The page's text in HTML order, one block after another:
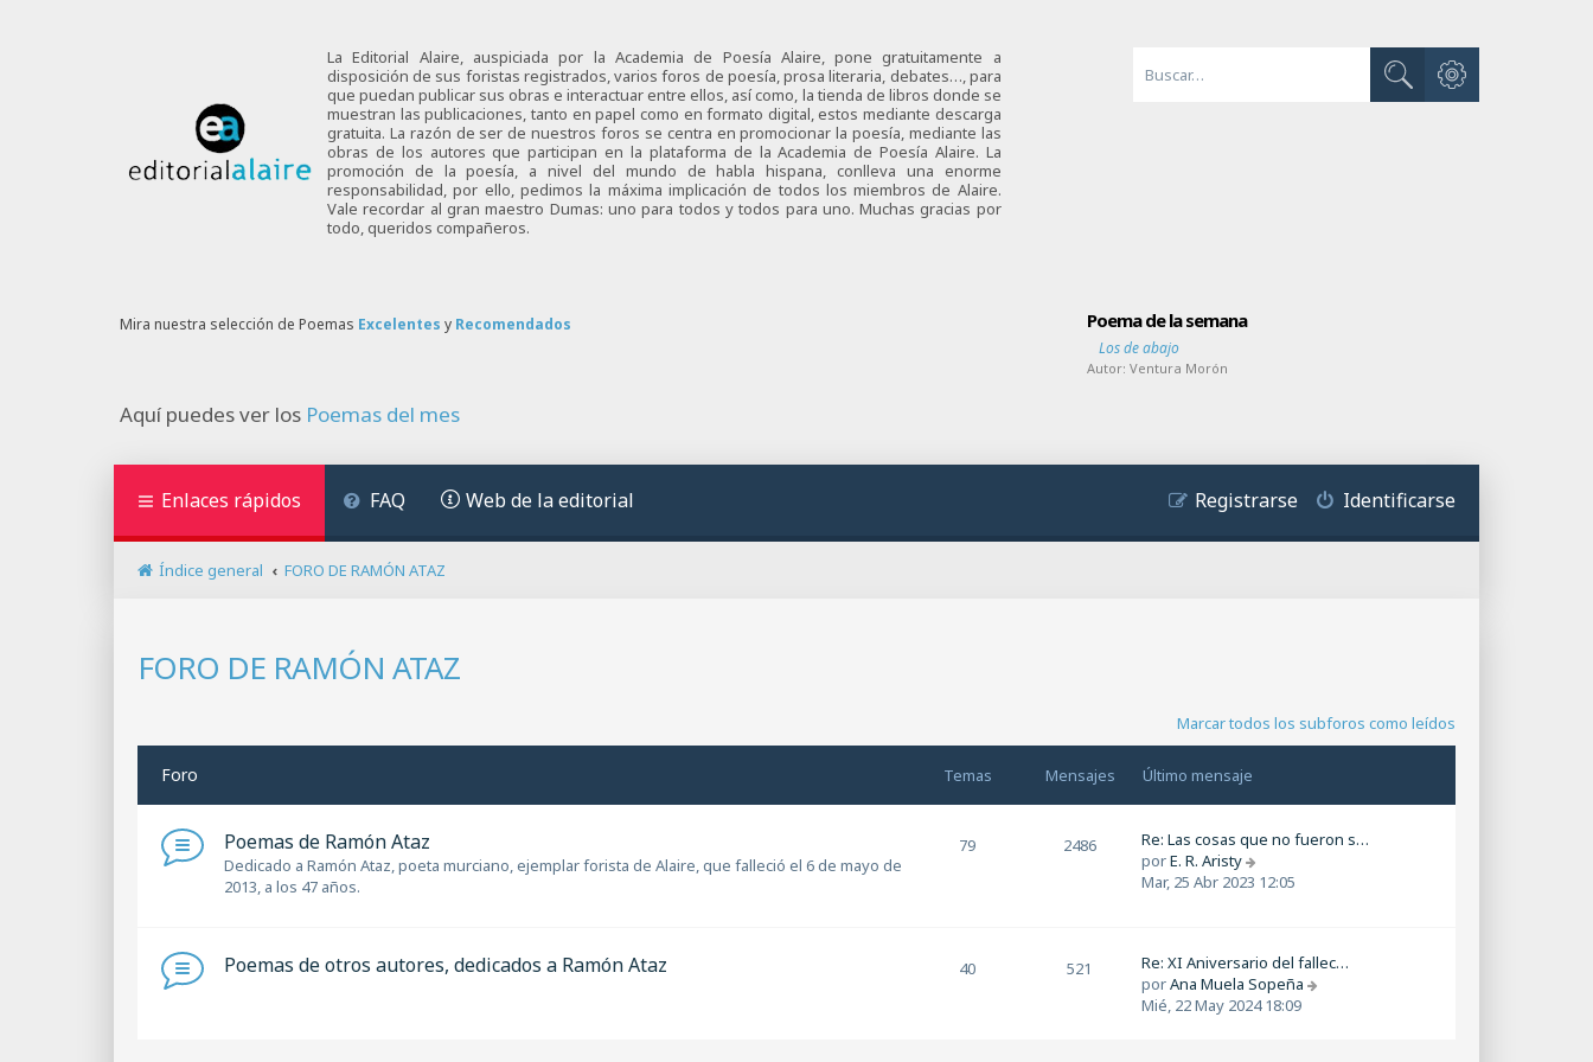
La Editorial Alaire, auspiciada por la Academia de Poesía Alaire, pone gratuitamente a
disposición de sus foristas registrados, varios foros de poesía, prosa literaria, debates…, para
que puedan publicar sus obras e interactuar entre ellos, así como, la tienda de libros donde se
muestran las publicaciones, tanto en papel como en formato digital, estos mediante descarga
gratuita. La razón de ser de nuestros foros se centra en promocionar la poesía, mediante las
obras de los autores que participan en la plataforma de la Academia de Poesía Alaire. La
promoción de la poesía, a nivel del mundo de habla hispana, conlleva una enorme
responsabilidad, por ello, pedimos la máxima implicación de todos los miembros de Alaire.
Vale recordar al gran maestro Dumas: uno para todos y todos para uno. Muchas gracias por
todo, queridos compañeros.
Buscar
Búsqueda avanzada
Mira nuestra selección de Poemas Excelentes y Recomendados Poema de la semana
Los de abajo
Autor:Ventura Morón
Aquí puedes ver los Poemas del mes
Enlaces rápidos FAQ Web de la editorial Identificarse
Registrarse
Índice general FORO DE RAMÓN ATAZ
FORO DE RAMÓN ATAZ
Marcar todos los subforos como leídos
Foro Temas Mensajes Último mensaje
Poemas de Ramón Ataz
Dedicado a Ramón Ataz, poeta murciano, ejemplar forista de Alaire, que falleció el 6 de mayo de
2013, a los 47 años.
79 2486
Re: Las cosas que no fueron s…
porE. R. Aristy
e
t
i
m
Mar, 25 Abr 2023 12:05
Poemas de otros autores, dedicados a Ramón Ataz 40 521
Re: XI Aniversario del fallec…
porAna Muela Sopeña
Mié, 22 May 2024 18:09